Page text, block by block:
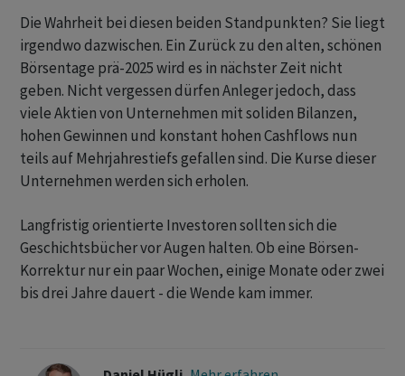
Die Wahrheit bei diesen beiden Standpunkten? Sie liegt
irgendwo dazwischen. Ein Zurück zu den alten, schönen
Börsentage prä-2025 wird es in nächster Zeit nicht
geben. Nicht vergessen dürfen Anleger jedoch, dass
viele Aktien von Unternehmen mit soliden Bilanzen,
hohen Gewinnen und konstant hohen Cashflows nun
teils auf Mehrjahrestiefs gefallen sind. Die Kurse dieser
Unternehmen werden sich erholen.
Langfristig orientierte Investoren sollten sich die
Geschichtsbücher vor Augen halten. Ob eine Börsen-
Korrektur nur ein paar Wochen, einige Monate oder zwei
bis drei Jahre dauert - die Wende kam immer.